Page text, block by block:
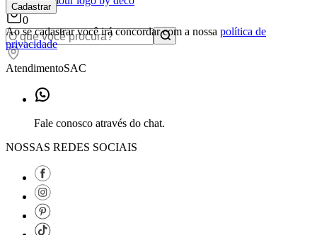
0
Cadastrar
Ao se cadastrar você irá concordar com a nossa política de
privacidade
AtendimentoSAC
Fale conosco através do chat.
NOSSAS REDES SOCIAIS